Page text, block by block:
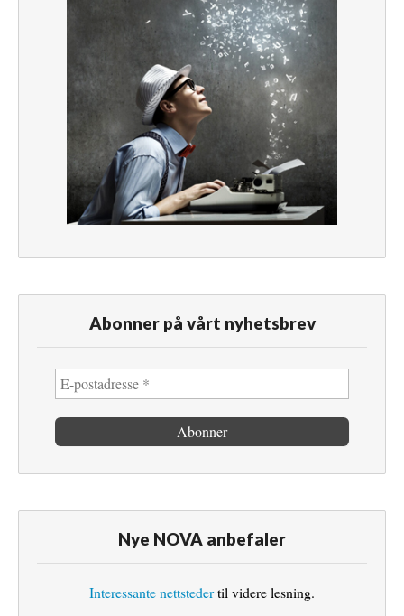
Abonner på vårt nyhetsbrev
Nye NOVA anbefaler
Interessante nettstedertil videre lesning.